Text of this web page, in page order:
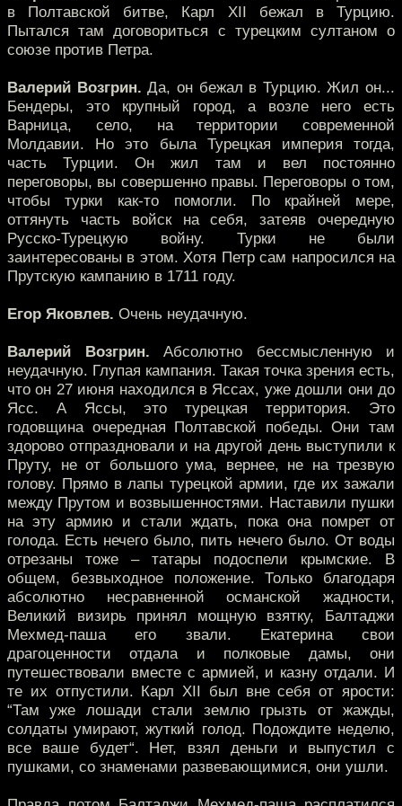
в Полтавской битве, Карл XII бежал в Турцию.
Пытался там договориться с турецким султаном о
союзе против Петра.
Валерий Возгрин. Да, он бежал в Турцию. Жил он...
Бендеры, это крупный город, а возле него есть
Варница, село, на территории современной
Молдавии. Но это была Турецкая империя тогда,
часть Турции. Он жил там и вел постоянно
переговоры, вы совершенно правы. Переговоры о том,
чтобы турки как-то помогли. По крайней мере,
оттянуть часть войск на себя, затеяв очередную
Русско-Турецкую войну. Турки не были
заинтересованы в этом. Хотя Петр сам напросился на
Прутскую кампанию в 1711 году.
Егор Яковлев. Очень неудачную.
Валерий Возгрин. Абсолютно бессмысленную и
неудачную. Глупая кампания. Такая точка зрения есть,
что он 27 июня находился в Яссах, уже дошли они до
Ясс. А Яссы, это турецкая территория. Это
годовщина очередная Полтавской победы. Они там
здорово отпраздновали и на другой день выступили к
Пруту, не от большого ума, вернее, не на трезвую
голову. Прямо в лапы турецкой армии, где их зажали
между Прутом и возвышенностями. Наставили пушки
на эту армию и стали ждать, пока она помрет от
голода. Есть нечего было, пить нечего было. От воды
отрезаны тоже – татары подоспели крымские. В
общем, безвыходное положение. Только благодаря
абсолютно несравненной османской жадности,
Великий визирь принял мощную взятку, Балтаджи
Мехмед-паша его звали. Екатерина свои
драгоценности отдала и полковые дамы, они
путешествовали вместе с армией, и казну отдали. И
те их отпустили. Карл XII был вне себя от ярости:
“Там уже лошади стали землю грызть от жажды,
солдаты умирают, жуткий голод. Подождите неделю,
все ваше будет“. Нет, взял деньги и выпустил с
пушками, со знаменами развевающимися, они ушли.